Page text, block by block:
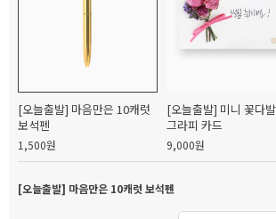
[오늘출발] 마음만은 10캐럿
보석펜
1,500원
[오늘출발] 미니 꽃다
그라피 카드
9,000원
[오늘출발] 마음만은 10캐럿 보석펜